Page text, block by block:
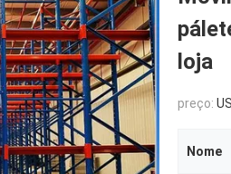
loja
preço:
Nome